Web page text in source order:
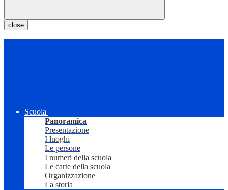
close
Scuola
Panoramica
Presentazione
I luoghi
Le persone
I numeri della scuola
Le carte della scuola
Organizzazione
La storia